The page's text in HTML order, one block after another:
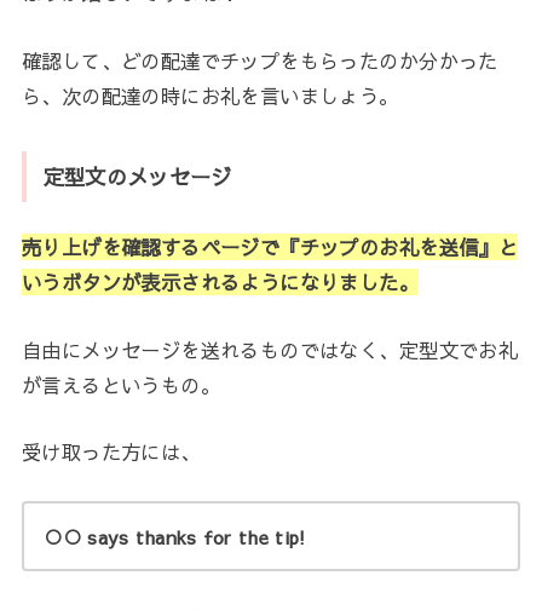
確認して、どの配達でチップをもらったのか分かった
ら、次の配達の時にお礼を言いましょう。
定型文のメッセージ
売り上げを確認するページで『チップのお礼を送信』と
いうボタンが表示されるようになりました。
自由にメッセージを送れるものではなく、定型文でお礼
が言えるというもの。
受け取った方には、
○○ says thanks for the tip!